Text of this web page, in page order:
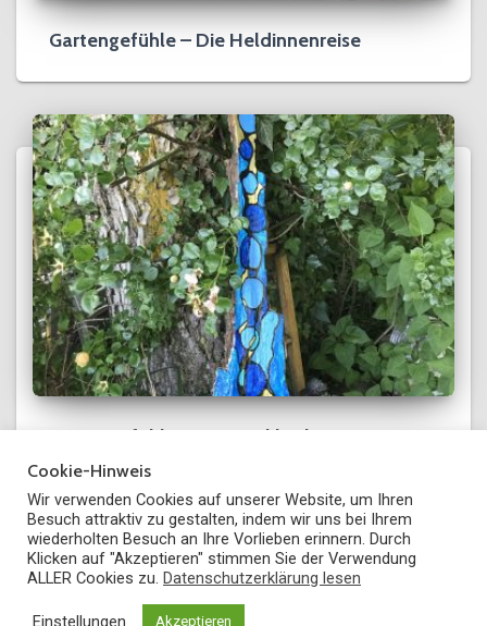
Gartengefühle – Die Heldinnenreise
Gartengefühle – Die Dankbarkeit
IMPRESSUM DATENSCHUTZERKLÄRUNG
Hestia | Entwickelt von
Cookie-Hinweis
Wir verwenden Cookies auf unserer Website, um Ihren
Besuch attraktiv zu gestalten, indem wir uns bei Ihrem
wiederholten Besuch an Ihre Vorlieben erinnern. Durch
Klicken auf "Akzeptieren" stimmen Sie der Verwendung
ALLER Cookies zu. Datenschutzerklärung lesen
Einstellungen Akzeptieren